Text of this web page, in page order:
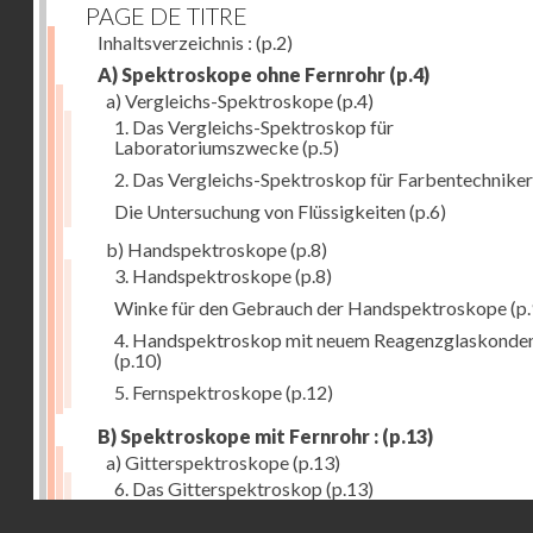
PAGE DE TITRE
Inhaltsverzeichnis : (p.2)
A) Spektroskope ohne Fernrohr (p.4)
a) Vergleichs-Spektroskope(p.4)
1. Das Vergleichs-Spektroskop für
Laboratoriumszwecke(p.5)
2. Das Vergleichs-Spektroskop für Farbentechniker
Die Untersuchung von Flüssigkeiten(p.6)
b) Handspektroskope(p.8)
3. Handspektroskope(p.8)
Winke für den Gebrauch der Handspektroskope
4. Handspektroskop mit neuem
(p.10)
5. Fernspektroskope(p.12)
B) Spektroskope mit Fernrohr : (p.13)
a) Gitterspektroskope(p.13)
6. Das Gitterspektroskop (p.13)